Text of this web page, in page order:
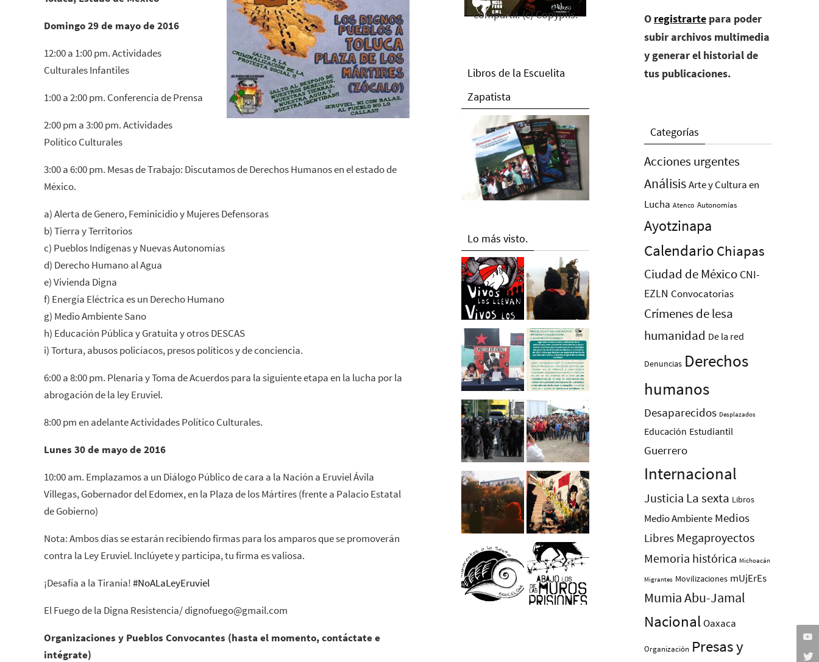
Domingo 29 de mayo de 2016
12:00 a 1:00 pm. Actividades
Culturales Infantiles
1:00 a 2:00 pm. Conferencia de Prensa
2:00 pm a 3:00 pm. Actividades
Político Culturales
3:00 a 6:00 pm. Mesas de Trabajo: Discutamos de Derechos Humanos en el estado de
México.
a) Alerta de Genero, Feminicidio y Mujeres Defensoras
b) Tierra y Territorios
c) Pueblos Indígenas y Nuevas Autonomías
d) Derecho Humano al Agua
e) Vivienda Digna
f) Energía Eléctrica es un Derecho Humano
g) Medio Ambiente Sano
h) Educación Pública y Gratuita y otros DESCAS
i) Tortura, abusos policíacos, presos políticos y de conciencia.
6:00 a 8:00 pm. Plenaria y Toma de Acuerdos para la siguiente etapa en la lucha por la
abrogación de la ley Eruviel.
8:00 pm en adelante Actividades Político Culturales.
Lunes 30 de mayo de 2016
10:00 am. Emplazamos a un Diálogo Público de cara a la Nación a Eruviel Ávila
Villegas, Gobernador del Edomex, en la Plaza de los Mártires (frente a Palacio Estatal
de Gobierno)
Nota: Ambos días se estarán recibiendo firmas para los amparos que se promoverán
contra la Ley Eruviel. Inclúyete y participa, tu firma es valiosa.
¡Desafía a la Tiranía!‪#‎NoALaLeyEruviel‬
El Fuego de la Digna Resistencia/ dignofuego@gmail.com
Organizaciones y Pueblos Convocantes (hasta el momento, contáctate e
intégrate)
compartir. (c) Copyplis.
Libros de la Escuelita
Zapatista
Lo más visto.
O registrarte para poder
subir archivos multimedia
y generar el historial de
tus publicaciones.
Categorías
Acciones urgentes
AnálisisArte y Cultura en
Lucha Atenco Autonomías
Ayotzinapa
Calendario Chiapas
Ciudad de México CNI-
EZLN Convocatorias
Crímenes de lesa
humanidad De la red
Denuncias Derechos
humanos
Desaparecidos Desplazados
Educación Estudiantil
Guerrero
Internacional
Justicia La sexta Libros
Medio Ambiente Medios
Libres Megaproyectos
Memoria histórica Michoacán
Migrantes Movilizaciones mUjErEs
Mumia Abu-Jamal
Nacional Oaxaca
Organización Presas y